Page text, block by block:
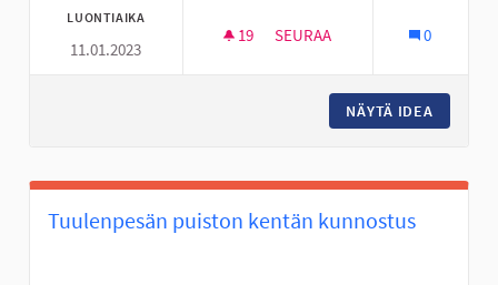
LUONTIAIKA
11.01.2023
19 19 SEURAAJAA
SEURAA 0
NÄYTÄ IDEA
Tuulenpesän puiston kentän kunnostus